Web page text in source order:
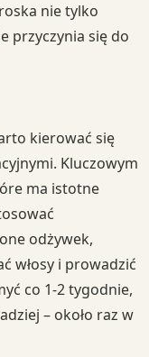
nie tylko
przyczynia się do
kierować się
Kluczowym
ma istotne
odżywek,
włosy i prowadzić
co 1-2 tygodnie,
– około raz w